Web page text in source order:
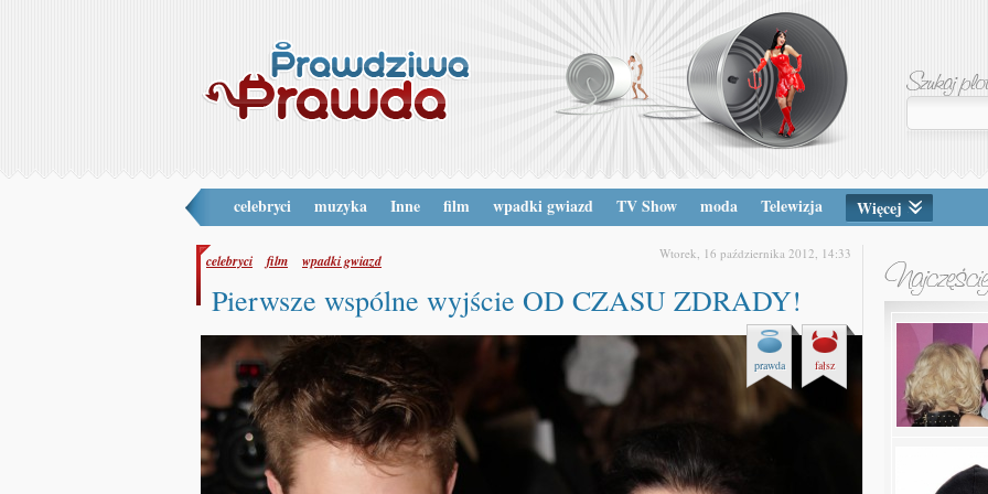
celebryci muzyka Inne film wpadki gwiazd TV Show moda Telewizja Więcej
celebryci film wpadki gwiazd Wtorek, 16 października 2012, 14:33
Pierwsze wspólne wyjście OD CZASU ZDRADY!
prawda fałsz